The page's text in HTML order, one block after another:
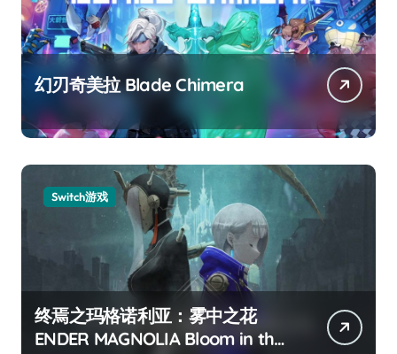
幻刃奇美拉 Blade Chimera
Switch游戏
终焉之玛格诺利亚：雾中之花
ENDER MAGNOLIA Bloom in the